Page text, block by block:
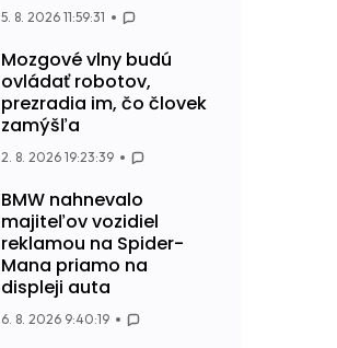
5. 8. 2026 11:59:31
Mozgové vlny budú
ovládať robotov,
prezradia im, čo človek
zamýšľa
2. 8. 2026 19:23:39
BMW nahnevalo
majiteľov vozidiel
reklamou na Spider-
Mana priamo na
displeji auta
6. 8. 2026 9:40:19